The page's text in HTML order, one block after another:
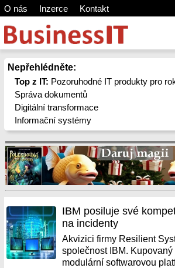
O nás Inzerce Kontakt
Nepřehlédněte:
Top z IT: Pozoruhodné IT produkty pro
Správa dokumentů
Digitální transformace
Informační systémy
IBM posiluje své
na incidenty
Akvizici firmy Resilient
společnost IBM.
modulární softwarovou